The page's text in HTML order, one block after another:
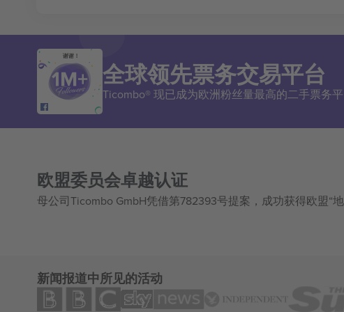
谢谢！
全球领先票务交易平台
Ticombo® 现已成为欧洲粉丝量最高的二手票务
欧盟委员会卓越认证
母公司Ticombo GmbH凭借第782393号提案，成功获得欧盟“
新闻报道中所见的活动